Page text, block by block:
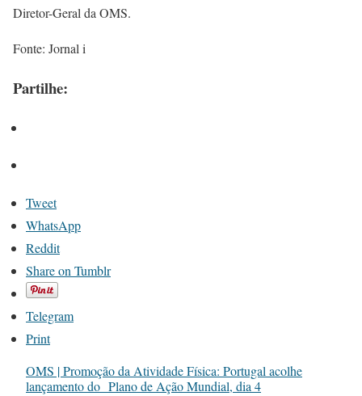
Diretor-Geral da OMS.
Fonte: Jornal i
Partilhe:
Tweet
WhatsApp
Reddit
Share on Tumblr
Telegram
Print
OMS | Promoção da Atividade Física: Portugal acolhe
lançamento do Plano de Ação Mundial, dia 4